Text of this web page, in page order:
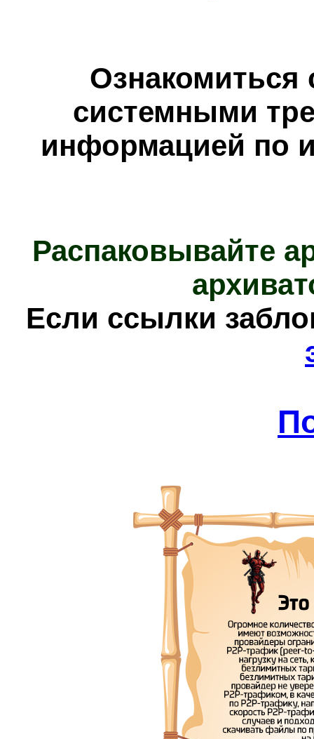
Ознакомиться
системными
информацией по
Распаковывайте
Если ссылки